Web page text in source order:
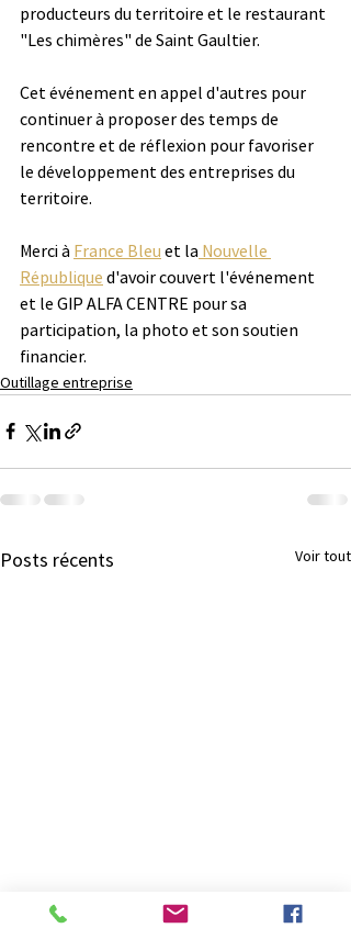
producteurs du territoire et le restaurant
"Les chimères" de Saint Gaultier.
Cet événement en appel d'autres pour
continuer à proposer des temps de
rencontre et de réflexion pour favoriser
le développement des entreprises du
territoire.
Merci à France Bleu et la Nouvelle
République d'avoir couvert l'événement
et le GIP ALFA CENTRE pour sa
participation, la photo et son soutien
financier.
Outillage entreprise
Posts récents Voir tout